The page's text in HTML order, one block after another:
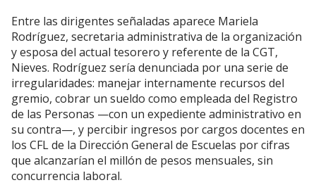
Entre las dirigentes señaladas aparece Mariela
Rodríguez, secretaria administrativa de la organización
y esposa del actual tesorero y referente de la CGT,
Nieves. Rodríguez sería denunciada por una serie de
irregularidades: manejar internamente recursos del
gremio, cobrar un sueldo como empleada del Registro
de las Personas —con un expediente administrativo en
su contra—, y percibir ingresos por cargos docentes en
los CFL de la Dirección General de Escuelas por cifras
que alcanzarían el millón de pesos mensuales, sin
concurrencia laboral.